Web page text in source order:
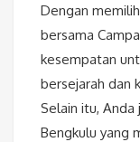
Dengan
bersama
kesempatan
bersejarah dan
Selain itu, Anda
Bengkulu yang